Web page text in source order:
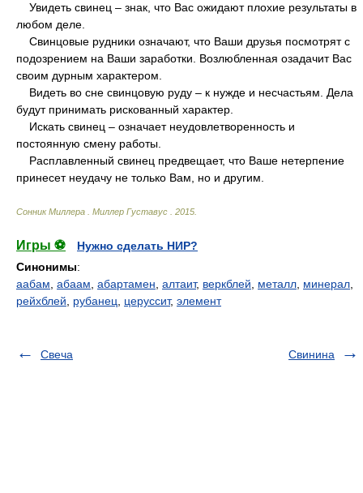
Увидеть свинец – знак, что Вас ожидают плохие результаты в
любом деле.
Свинцовые рудники означают, что Ваши друзья посмотрят с
подозрением на Ваши заработки. Возлюбленная озадачит Вас
своим дурным характером.
Видеть во сне свинцовую руду – к нужде и несчастьям. Дела
будут принимать рискованный характер.
Искать свинец – означает неудовлетворенность и
постоянную смену работы.
Расплавленный свинец предвещает, что Ваше нетерпение
принесет неудачу не только Вам, но и другим.
Сонник Миллера Миллер Густавус 2015
Игры ⚽
Нужно сделать НИР?
Синонимы:
аабам абаам абартамен алтаит, веркблей металл минерал
рейхблей
рубанец церуссит, элемент
Свеча Свинина